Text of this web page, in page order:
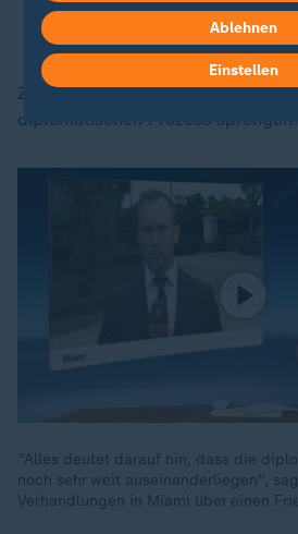
Wolodymyr Selenskyj, Präsident der
Zugleich warnte er davor, dass
diplomatischen Prozess sprengen
"Alles deutet darauf hin, dass die
noch sehr weit auseinanderliegen",
Verhandlungen in Miami über einen
Ablehnen
Einstellen